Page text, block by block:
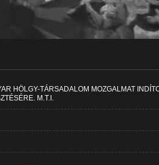
HÖLGY-TÁRSADALOM MOZGALMAT
M.T.I.